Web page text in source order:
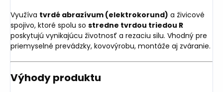
Využíva tvrdé abrazívum (elektrokorund) a živicové
spojivo, ktoré spolu so stredne tvrdou triedou R
poskytujú vynikajúcu životnosť a rezaciu silu. Vhodný pre
priemyselné prevádzky, kovovýrobu, montáže aj zváranie.
Výhody produktu